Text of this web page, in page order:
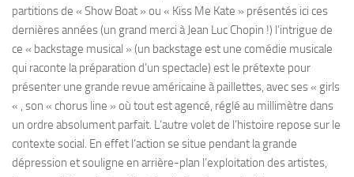
partitions de « Show Boat » ou « Kiss Me Kate » présentés ici ces
dernières années (un grand merci à Jean Luc Chopin !) l’intrigue de
ce « backstage musical » (un backstage est une comédie musicale
qui raconte la préparation d’un spectacle) est le prétexte pour
présenter une grande revue américaine à paillettes, avec ses « girls
« , son « chorus line » où tout est agencé, réglé au millimètre dans
un ordre absolument parfait. L’autre volet de l’histoire repose sur le
contexte social. En effet l’action se situe pendant la grande
dépression et souligne en arrière-plan l’exploitation des artistes,